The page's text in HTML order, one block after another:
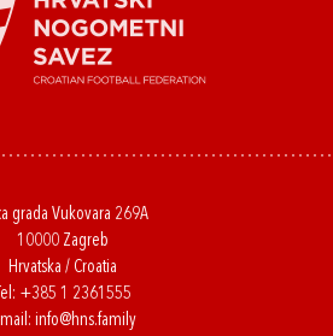
grada Vukovara 269A
10000 Zagreb
Hrvatska / Croatia
+385 1 2361555
info@hns.family